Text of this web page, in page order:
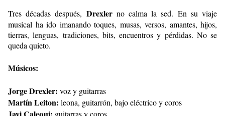
Tres décadas después, Drexlerno calma la sed. En su viaje
musical ha ido imanando toques, musas, versos, amantes, hijos,
tierras, lenguas, tradiciones, bits, encuentros y pérdidas. No se
queda quieto.
Músicos:
Jorge Drexler: voz y guitarras
Martín Leiton: leona, guitarrón, bajo eléctrico y coros
Javi Calequi: guitarras y coros